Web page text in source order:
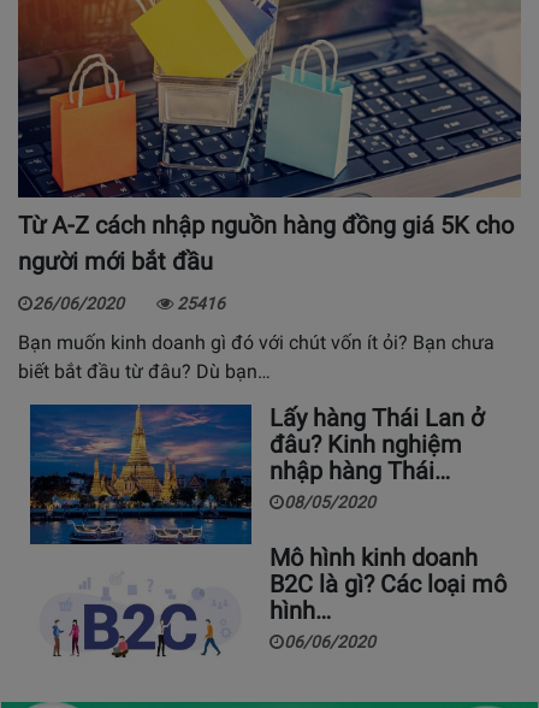
Từ A-Z cách nhập nguồn hàng đồng giá 5K cho
người mới bắt đầu
26/06/2020 25416
Bạn muốn kinh doanh gì đó với chút vốn ít ỏi? Bạn chưa
biết bắt đầu từ đâu? Dù bạn…
Lấy hàng Thái Lan ở
đâu? Kinh nghiệm
nhập hàng Thái…
08/05/2020
Mô hình kinh doanh
B2C là gì? Các loại mô
hình…
06/06/2020